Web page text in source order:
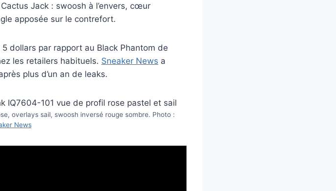
Jack : swoosh à l’envers, cœur
apposée sur le contrefort.
5 dollars par rapport au Black Phantom de
les retailers habituels. Sneaker News a
plus d’un an de leaks.
overlays sail, swoosh inversé rouge sombre. Photo :
News